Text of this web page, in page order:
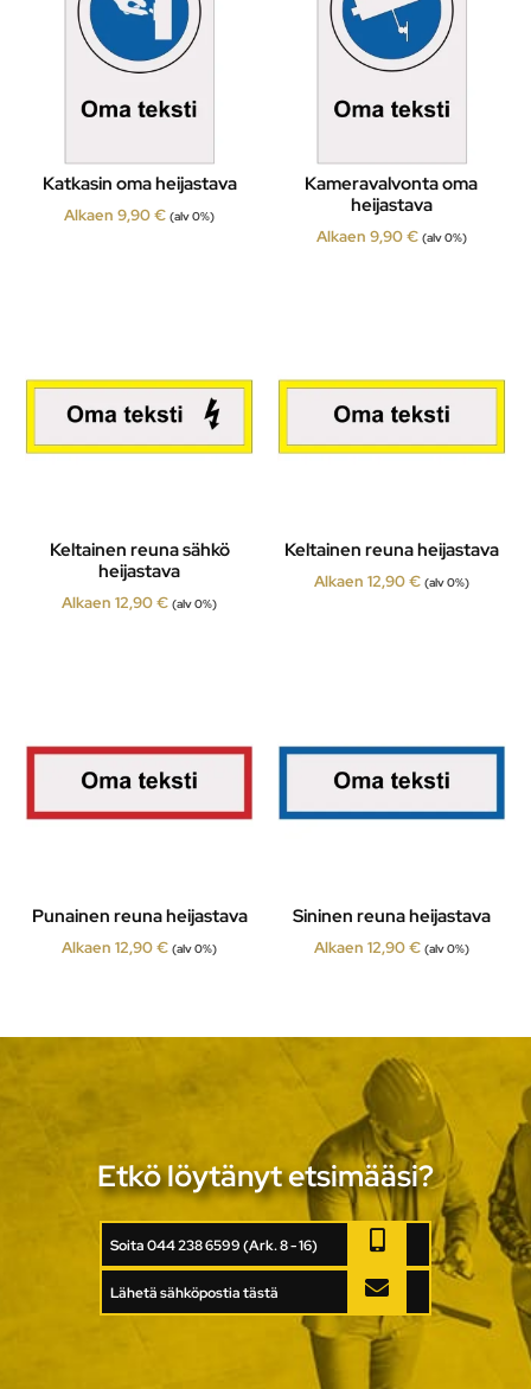
Katkasin oma heijastava
Alkaen9,90€ (alv 0%)
Kameravalvonta oma
heijastava
Alkaen 9,90€ (alv 0%)
Keltainen reuna sähkö
heijastava
Alkaen12,90€ (alv 0%)
Keltainen reuna heijastava
Alkaen 12,90€ (alv 0%)
Punainen reuna heijastava
Alkaen12,90€ (alv 0%)
Sininen reuna heijastava
Alkaen 12,90€ (alv 0%)
Etkö löytänyt etsimääsi?
Soita 044 238 6599 (Ark. 8 - 16)
Lähetä sähköpostia tästä